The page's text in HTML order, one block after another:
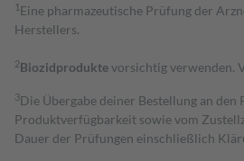
1 Eine pharmazeutische Prüfung der
Herstellers.
2Biozidproduktevorsichtig verwenden.
3Die Übergabe deiner Bestellung an
Produktverfügbarkeit sowie vom
Dauer der Prüfungen einschließlich